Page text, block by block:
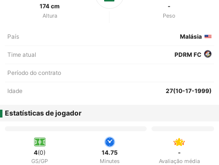
174 cm
Altura
-
Peso
País Malásia
Time atual PDRM FC
Período do contrato
Idade 27(10-17-1999)
Estatísticas de jogador
4(0)
GS/GP
14.75
Minutes
-
Avaliação média